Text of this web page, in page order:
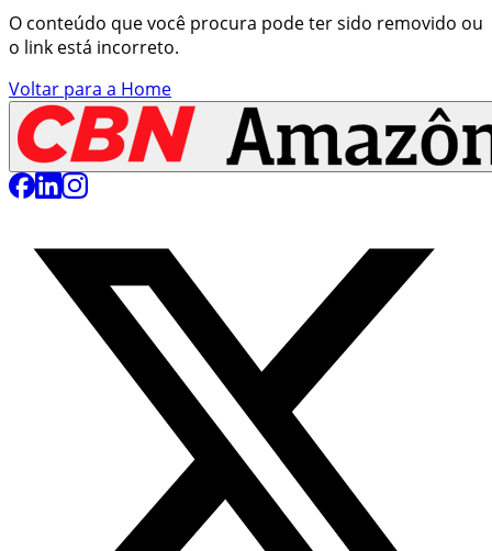
O conteúdo que você procura pode ter sido removido ou
o link está incorreto.
Voltar para a Home